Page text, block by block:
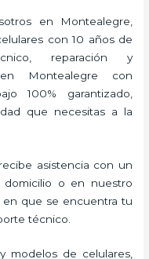
en Montealegre,
con 10 años de
reparación y
Montealegre con
100% garantizado,
que necesitas a la
asistencia con un
domicilio o en nuestro
en que se encuentra tu
técnico.
modelos de celulares,